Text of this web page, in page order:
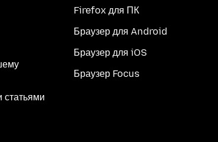
статьями
Firefox для ПК
Браузер для Android
Браузер для iOS
Браузер Focus